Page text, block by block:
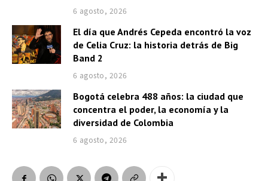
6 agosto, 2026
El día que Andrés Cepeda encontró la voz
de Celia Cruz: la historia detrás de Big
Band 2
6 agosto, 2026
Bogotá celebra 488 años: la ciudad que
concentra el poder, la economía y la
diversidad de Colombia
6 agosto, 2026